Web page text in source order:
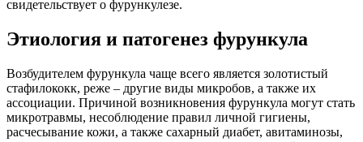
свидетельствует о фурункулезе.
Этиология и патогенез фурункула
Возбудителем фурункула чаще всего является золотистый
стафилококк, реже – другие виды микробов, а также их
ассоциации. Причиной возникновения фурункула могут стать
микротравмы, несоблюдение правил личной гигиены,
расчесывание кожи, а также сахарный диабет, авитаминозы,